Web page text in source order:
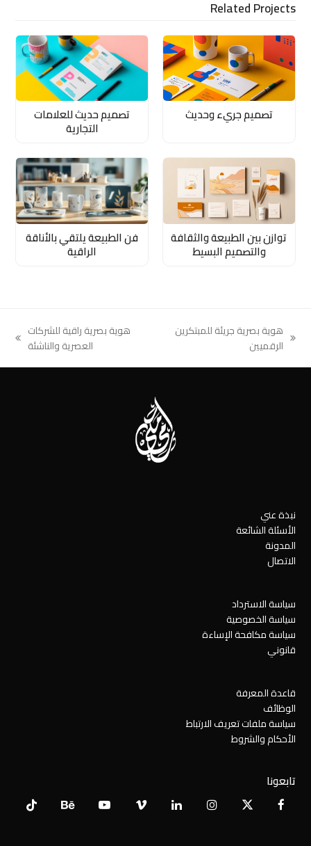
Related Projects
تصميم جريء وحديث تصميم حديث للعلامات
التجارية
توازن بين الطبيعة والثقافة
والتصميم البسيط
فن الطبيعة يلتقي بالأناقة
الراقية
previous
هوية بصرية جريئة للمبتكرين
الرقميين
هوية بصرية راقية للشركات
العصرية والناشئة
نبذة عني
الأسئلة الشائعة
المدونة
الاتصال
سياسة الاسترداد
سياسة الخصوصية
سياسة مكافحة الإساءة
قانوني
قاعدة المعرفة
الوظائف
سياسة ملفات تعريف الارتباط
الأحكام والشروط
تابعونا
Facebook
X
Instagram
LinkedIn
Vimeo
YouTube
Behance
Tiktok